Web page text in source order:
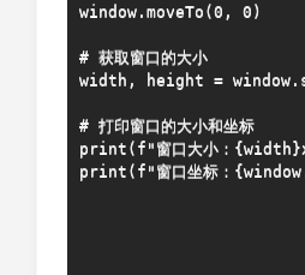
window.moveTo(0, 0)
# 获取窗口的大小
width, height =
# 打印窗口的大小和坐标
print(f"窗口大小：
print(f"窗口坐标：